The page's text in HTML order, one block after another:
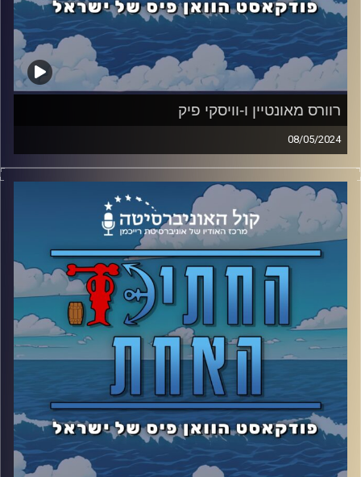
רוורס מאונטיין ו-וויסקי פיק
08/05/2024
אורח מפתיע מצטרף לפוד, כדי לדבר על האי הכי מצחיק ועל
האי הכי מלא באקשן עד כה במסע שלנו.
קרדיט תמונות: אסי ביטון